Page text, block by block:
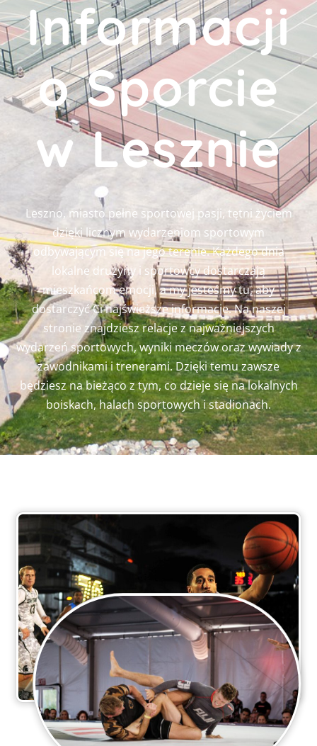
Informacji
o Sporcie
w Lesznie
Leszno, miasto pełne sportowej pasji, tętni życiem
dzięki licznym wydarzeniom sportowym
odbywającym się na jego terenie. Każdego dnia
lokalne drużyny i sportowcy dostarczają
mieszkańcom emocji, a my jesteśmy tu, aby
dostarczyć Ci najświeższe informacje. Na naszej
stronie znajdziesz relacje z najważniejszych
wydarzeń sportowych, wyniki meczów oraz wywiady z
zawodnikami i trenerami. Dzięki temu zawsze
będziesz na bieżąco z tym, co dzieje się na lokalnych
boiskach, halach sportowych i stadionach.